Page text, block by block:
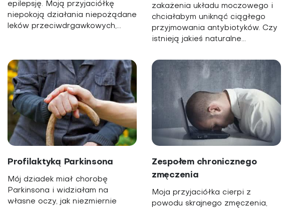
epilepsję. Moją przyjaciółkę
niepokoją działania niepożądane
leków przeciwdrgawkowych,...
zakażenia układu moczowego i
chciałabym uniknąć ciągłego
przyjmowania antybiotyków. Czy
istnieją jakieś naturalne...
Profilaktyką Parkinsona
Mój dziadek miał chorobę
Parkinsona i widziałam na
własne oczy, jak niezmiernie
Zespołem chronicznego
zmęczenia
Moja przyjaciółka cierpi z
powodu skrajnego zmęczenia,